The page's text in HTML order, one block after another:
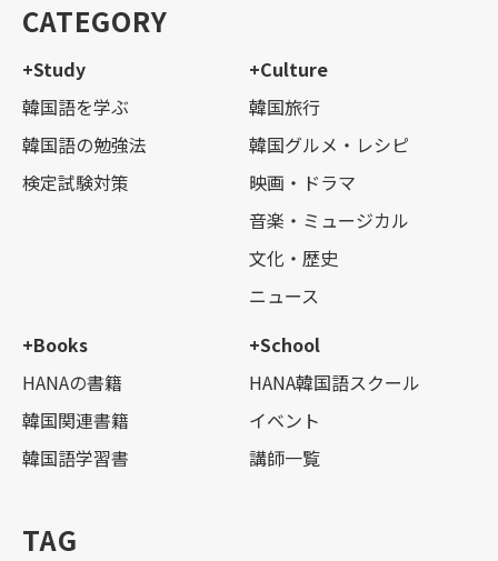
CATEGORY
+Study
韓国語を学ぶ
韓国語の勉強法
検定試験対策
+Culture
韓国旅行
韓国グルメ・レシピ
映画・ドラマ
音楽・ミュージカル
文化・歴史
ニュース
+Books
HANAの書籍
韓国関連書籍
韓国語学習書
+School
HANA韓国語スクール
イベント
講師一覧
TAG